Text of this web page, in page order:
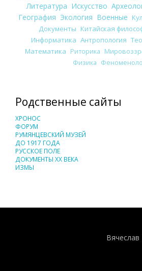
Литература Искусство
География Экология Военные
Документы Китайская
Информатика Антропология
Математика Риторика
Физика
Родственные сайты
ХРОНОС
ФОРУМ
РУМЯНЦЕВСКИЙ МУЗЕЙ
ДО 1917 ГОДА
РУССКОЕ ПОЛЕ
ДОКУМЕНТЫ XX ВЕКА
ИЗМЫ
Вячеслав